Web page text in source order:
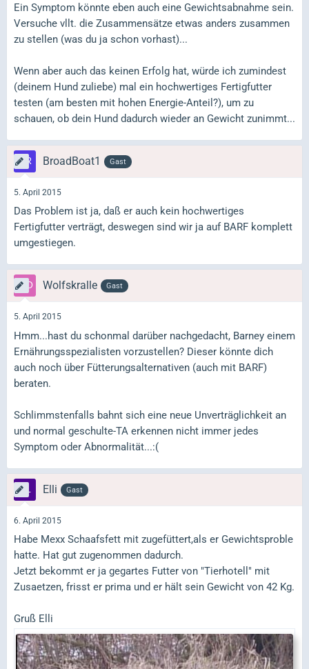
Ein Symptom könnte eben auch eine Gewichtsabnahme sein.
Versuche vllt. die Zusammensätze etwas anders zusammen
zu stellen (was du ja schon vorhast)...
Wenn aber auch das keinen Erfolg hat, würde ich zumindest
(deinem Hund zuliebe) mal ein hochwertiges Fertigfutter
testen (am besten mit hohen Energie-Anteil?), um zu
schauen, ob dein Hund dadurch wieder an Gewicht zunimmt...
BroadBoat1 Gast
5. April 2015
Das Problem ist ja, daß er auch kein hochwertiges
Fertigfutter verträgt, deswegen sind wir ja auf BARF komplett
umgestiegen.
Wolfskralle Gast
5. April 2015
Hmm...hast du schonmal darüber nachgedacht, Barney einem
Ernährungsspezialisten vorzustellen? Dieser könnte dich
auch noch über Fütterungsalternativen (auch mit BARF)
beraten.
Schlimmstenfalls bahnt sich eine neue Unverträglichkeit an
und normal geschulte-TA erkennen nicht immer jedes
Symptom oder Abnormalität...:(
Elli Gast
6. April 2015
Habe Mexx Schaafsfett mit zugefüttert,als er Gewichtsproble
hatte. Hat gut zugenommen dadurch.
Jetzt bekommt er ja gegartes Futter von "Tierhotell" mit
Zusaetzen, frisst er prima und er hält sein Gewicht von 42 Kg.
Gruß Elli